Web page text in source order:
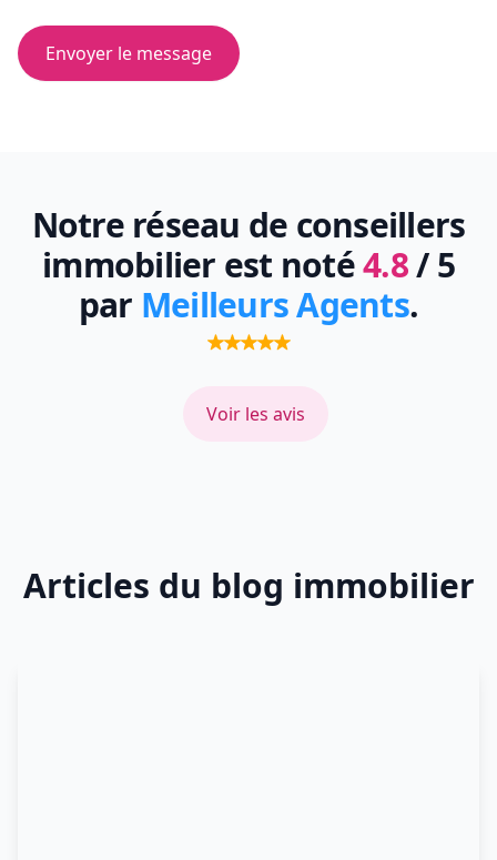
Envoyer le message
Notre réseau de conseillers
immobilier est noté4.8/ 5
par Meilleurs Agents.
Voir les avis
Articles du blog immobilier